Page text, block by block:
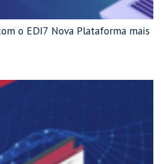
o EDI7 Nova Plataforma mais